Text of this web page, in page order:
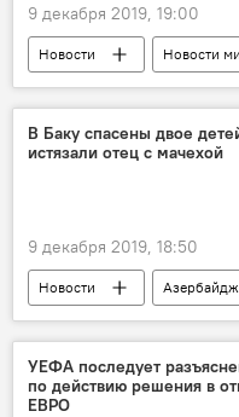
9 декабря 2019, 19:00
Новости Новости
Спорт
ЖИЗНЬ
Всемирное антидопинговое
Россия
В Баку спасены двое
истязали отец с мачехой
9 декабря 2019, 18:50
Новости
Происшествия
Отец
Побои
УЕФА последует
по действию решения в
ЕВРО